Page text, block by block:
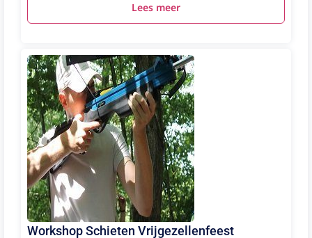
Lees meer
Workshop Schieten Vrijgezellenfeest